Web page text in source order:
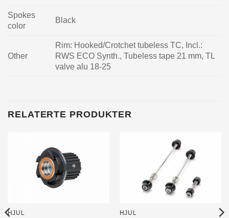
Spokes
color
Black
Other
Rim: Hooked/Crotchet tubeless TC, Incl.:
RWS ECO Synth., Tubeless tape 21 mm, TL
valve alu 18-25
RELATERTE PRODUKTER
HJUL HJUL